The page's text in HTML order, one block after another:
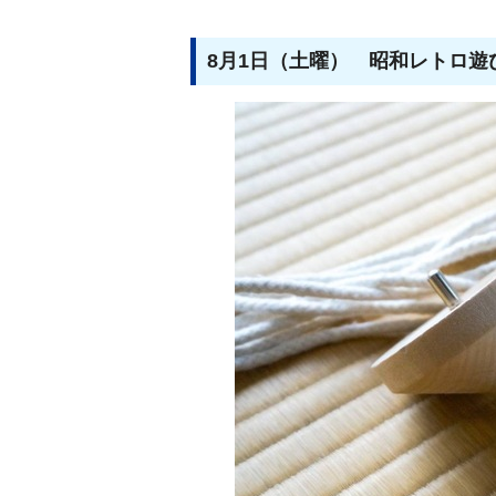
8月1日（土曜） 昭和レトロ遊